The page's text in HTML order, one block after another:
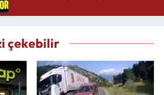
çekebilir